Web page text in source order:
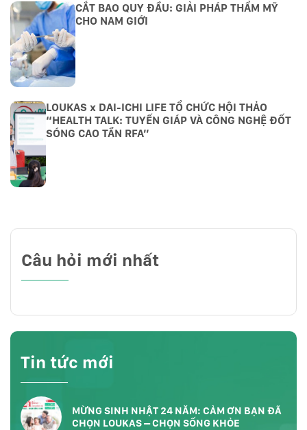
CẮT BAO QUY ĐẦU: GIẢI PHÁP THẨM MỸ
CHO NAM GIỚI
LOUKAS x DAI-ICHI LIFE TỔ CHỨC HỘI THẢO
“HEALTH TALK: TUYẾN GIÁP VÀ CÔNG NGHỆ ĐỐT
SÓNG CAO TẦN RFA”
Câu hỏi mới nhất
Tin tức mới
MỪNG SINH NHẬT 24 NĂM: CẢM ƠN BẠN ĐÃ
CHỌN LOUKAS – CHỌN SỐNG KHỎE